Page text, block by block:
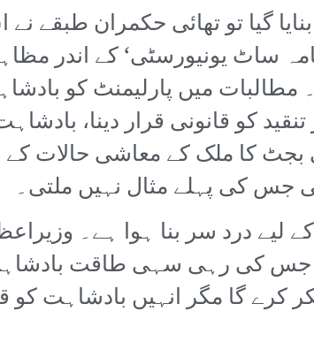
گیا تو تھائی حکمران طبقے
ساٹ یونیورسٹی‘ کے اندر
مطالبات میں پارلیمنٹ کو
کو قانونی قرار دینا،
بجٹ کا ملک کے معاشی حالات
جس کی پہلے مثال نہیں ملتی۔
لیے درد سر بنا ہوا ہے۔
آیا تھا، اور جس کی رہی سہی طاقت
کرے گا مگر انہیں بادشاہت